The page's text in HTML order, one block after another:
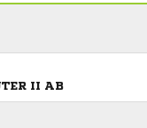
II AB